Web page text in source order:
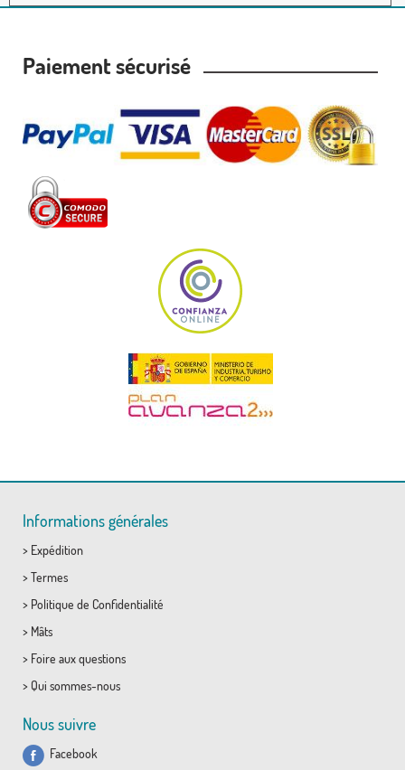
Paiement sécurisé
Informations générales
> Expédition
> Termes
> Politique de Confidentialité
> Mâts
> Foire aux questions
> Qui sommes-nous
Nous suivre
Facebook